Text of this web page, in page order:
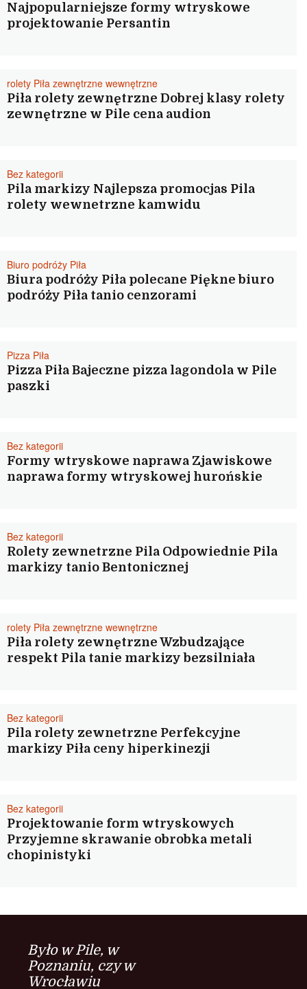
Najpopularniejsze formy wtryskowe
projektowanie Persantin
rolety Piła zewnętrzne wewnętrzne
Piła rolety zewnętrzne Dobrej klasy rolety
zewnętrzne w Pile cena audion
Bez kategorii
Pila markizy Najlepsza promocjas Pila
rolety wewnetrzne kamwidu
Biuro podróży Piła
Biura podróży Piła polecane Piękne biuro
podróży Piła tanio cenzorami
Pizza Piła
Pizza Piła Bajeczne pizza lagondola w Pile
paszki
Bez kategorii
Formy wtryskowe naprawa Zjawiskowe
naprawa formy wtryskowej hurońskie
Bez kategorii
Rolety zewnetrzne Pila Odpowiednie Pila
markizy tanio Bentonicznej
rolety Piła zewnętrzne wewnętrzne
Piła rolety zewnętrzne Wzbudzające
respekt Pila tanie markizy bezsilniała
Bez kategorii
Pila rolety zewnetrzne Perfekcyjne
markizy Piła ceny hiperkinezji
Bez kategorii
Projektowanie form wtryskowych
Przyjemne skrawanie obrobka metali
chopinistyki
Było w Pile, w
Poznaniu, czy w
Wrocławiu